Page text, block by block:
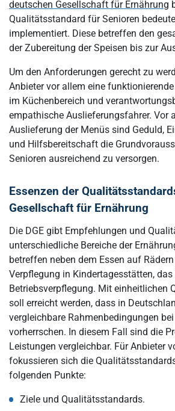
deutschen Gesellschaft für Ernährung
Qualitätsstandard für Senioren
implementiert. Diese betreffen den
der Zubereitung der Speisen bis zur
Um den Anforderungen gerecht zu
Anbieter vor allem eine
im Küchenbereich und
empathische Auslieferungsfahrer. Vor
Auslieferung der Menüs sind Geduld,
und Hilfsbereitschaft die
Senioren ausreichend zu versorgen.
Essenzen der
Gesellschaft für Ernährung
Die DGE gibt Empfehlungen und
unterschiedliche Bereiche der
betreffen neben dem Essen auf
Verpflegung in Kindertagesstätten,
Betriebsverpflegung. Mit einheitlichen
soll erreicht werden, dass in
vergleichbare Rahmenbedingungen
vorherrschen. In diesem Fall sind die
Leistungen vergleichbar. Für Anbieter
fokussieren sich die
folgenden Punkte:
Ziele und Qualitätsstandards.